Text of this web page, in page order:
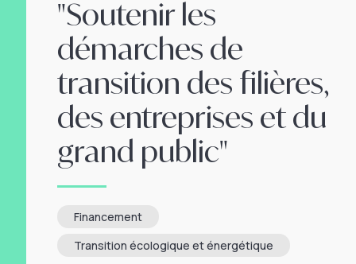
"Soutenir les
démarches de
transition des filières,
des entreprises et du
grand public"
Financement
Transition écologique et énergétique